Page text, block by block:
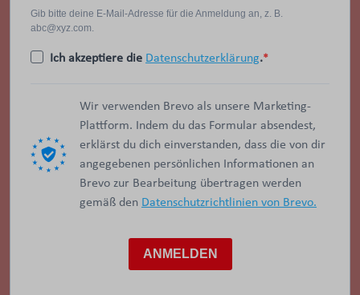
Gib bitte deine E-Mail-Adresse für die Anmeldung an, z. B.
abc@xyz.com.
Ich akzeptiere die Datenschutzerklärung.
Wir verwenden Brevo als unsere Marketing-
Plattform. Indem du das Formular absendest,
erklärst du dich einverstanden, dass die von dir
angegebenen persönlichen Informationen an
Brevo zur Bearbeitung übertragen werden
gemäß den Datenschutzrichtlinien von Brevo.
ANMELDEN